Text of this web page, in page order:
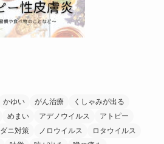
かゆい がん治療
くしゃみが出る
めまい アデノウイルス
アトピー
ダニ対策 ノロウイルス
ロタウイルス